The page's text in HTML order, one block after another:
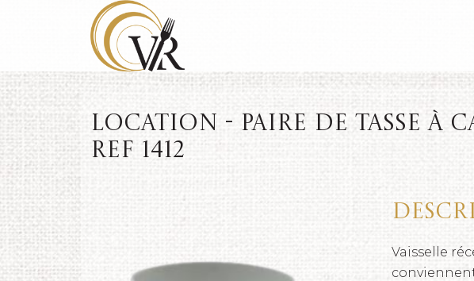
Location - Paire de tasse à
REF 1412
Vaisselle